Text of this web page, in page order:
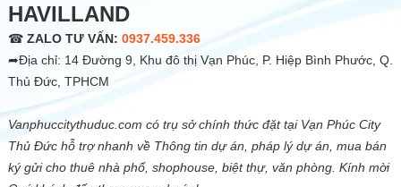
HAVILLAND
☎ ZALO TƯ VẤN: 0937.459.336
➦Địa chỉ: 14 Đường 9, Khu đô thị Vạn Phúc, P. Hiệp Bình Phước, Q.
Thủ Đức, TPHCM
Vanphuccitythuduc.com có trụ sở chính thức đặt tại Vạn Phúc City
Thủ Đức hỗ trợ nhanh về Thông tin dự án, pháp lý dự án, mua bán
ký gửi cho thuê nhà phố, shophouse, biệt thự, văn phòng. Kính mời